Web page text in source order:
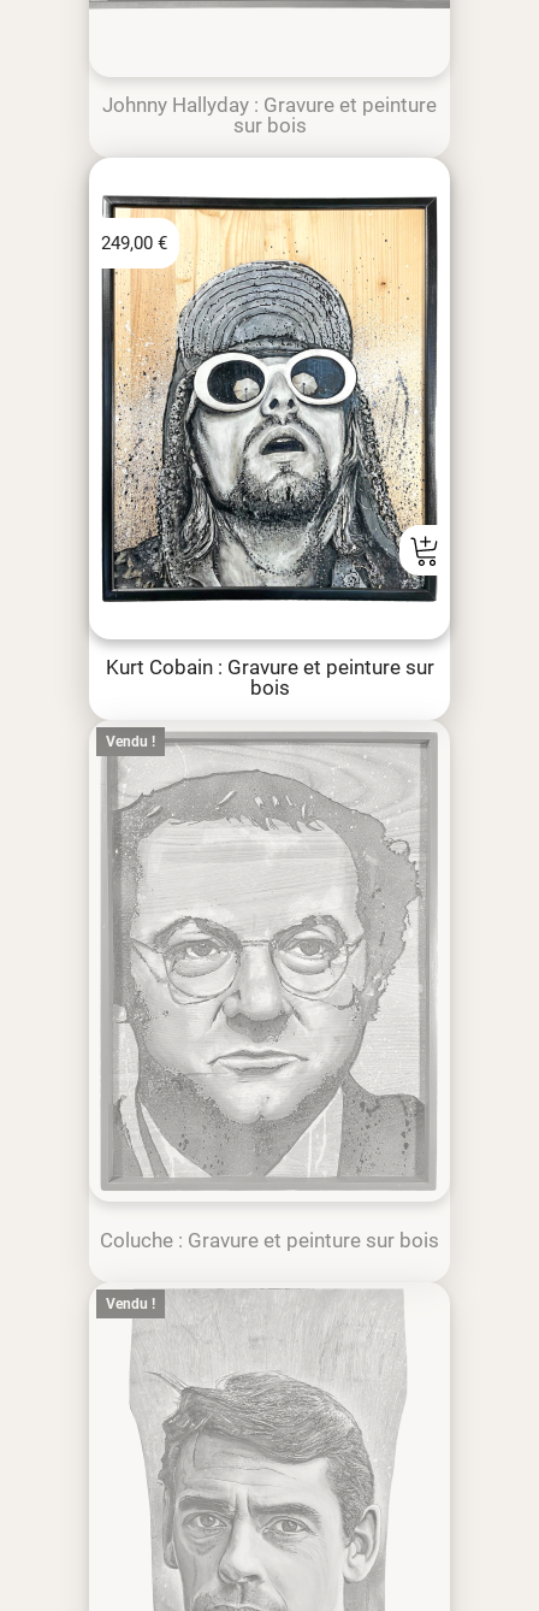
Johnny Hallyday : Gravure et peinture
sur bois
Kurt Cobain : Gravure et peinture sur
bois
249,00 €
Vendu !
Coluche : Gravure et peinture sur bois
Vendu !